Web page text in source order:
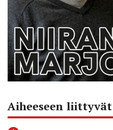
Aiheeseen